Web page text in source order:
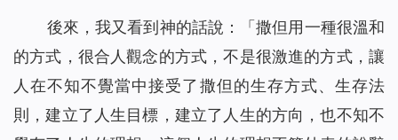
後來，我又看到神的話說：「撒但用一種很溫和
的方式，很合人觀念的方式，不是很激進的方式，讓
人在不知不覺當中接受了撒但的生存方式、生存法
則，建立了人生目標，建立了人生的方向，也不知不